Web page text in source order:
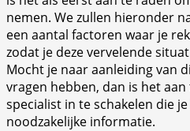
nemen. We zullen hieronder
een aantal factoren waar je
zodat je deze vervelende
Mocht je naar aanleiding van
vragen hebben, dan is het
specialist in te schakelen die
noodzakelijke informatie.